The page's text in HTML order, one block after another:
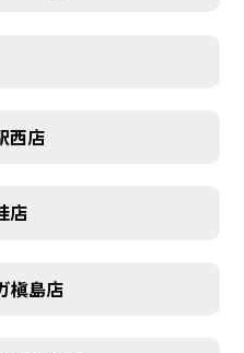
西店
店
槇島店